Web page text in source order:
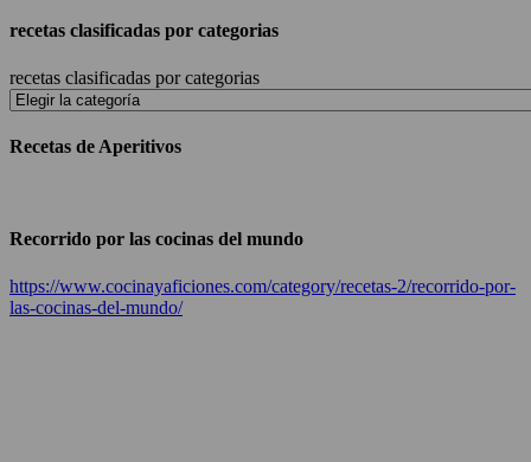
recetas clasificadas por categorias
recetas clasificadas por categorias
Recetas de Aperitivos
Recorrido por las cocinas del mundo
https://www.cocinayaficiones.com/category/recetas-2/recorrido-por-
las-cocinas-del-mundo/